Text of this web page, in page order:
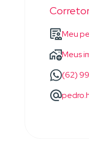
Meu
Meus
(62)